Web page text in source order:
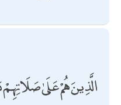
الَّذِينَ هُمْ عَلَىٰ